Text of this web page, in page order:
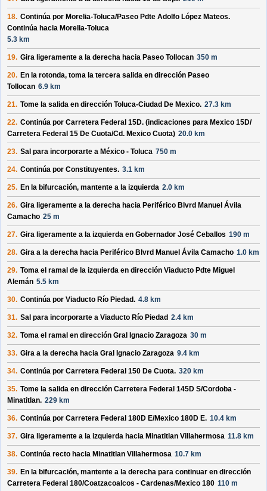
18. Continúa por Morelia-Toluca/Paseo Pdte Adolfo López Mateos.
Continúa hacia Morelia-Toluca
5.3 km
19. Gira ligeramente a la derecha hacia Paseo Tollocan 350 m
20. En la rotonda, toma la tercera salida en dirección Paseo
Tollocan 6.9 km
21. Tome la salida en dirección Toluca-Ciudad De Mexico. 27.3 km
22. Continúa por Carretera Federal 15D. (indicaciones para Mexico 15D/
Carretera Federal 15 De Cuota/Cd. Mexico Cuota) 20.0 km
23. Sal para incorporarte a México - Toluca 750 m
24. Continúa por Constituyentes. 3.1 km
25. En la bifurcación, mantente a la izquierda 2.0 km
26. Gira ligeramente a la derecha hacia Periférico Blvrd Manuel Ávila
Camacho 25 m
27. Gira ligeramente a la izquierda en Gobernador José Ceballos 190 m
28. Gira a la derecha hacia Periférico Blvrd Manuel Ávila Camacho 1.0 km
29. Toma el ramal de la izquierda en dirección Viaducto Pdte Miguel
Alemán 5.5 km
30. Continúa por Viaducto Río Piedad. 4.8 km
31. Sal para incorporarte a Viaducto Río Piedad 2.4 km
32. Toma el ramal en dirección Gral Ignacio Zaragoza 30 m
33. Gira a la derecha hacia Gral Ignacio Zaragoza 9.4 km
34. Continúa por Carretera Federal 150 De Cuota. 320 km
35. Tome la salida en dirección Carretera Federal 145D S/Cordoba -
Minatitlan. 229 km
36. Continúa por Carretera Federal 180D E/Mexico 180D E. 10.4 km
37. Gira ligeramente a la izquierda hacia Minatitlan Villahermosa 11.8 km
38. Continúa recto hacia Minatitlan Villahermosa 10.7 km
39. En la bifurcación, mantente a la derecha para continuar en dirección
Carretera Federal 180/Coatzacoalcos - Cardenas/Mexico 180 110 m